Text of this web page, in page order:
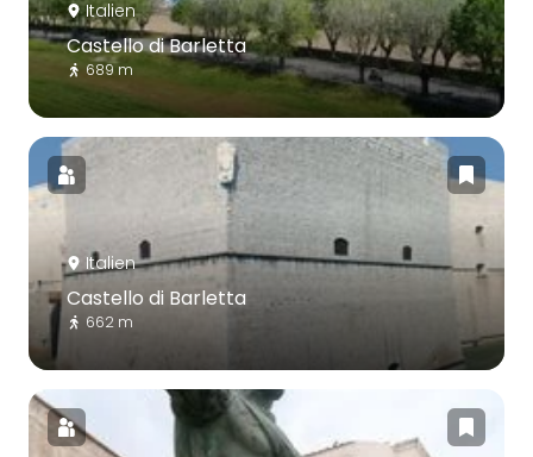
Italien
Castello di Barletta
689 m
Italien
Castello di Barletta
662 m